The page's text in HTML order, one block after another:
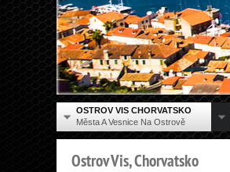
OSTROV VIS CHORVATSKO
Města A Vesnice Na Ostrově
OstrovVis,Chorvatsko